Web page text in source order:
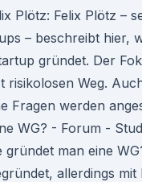
Plötz: Felix Plötz –
– beschreibt hier,
gründet. Der
risikolosen Weg.
Fragen werden
WG? - Forum -
gründet man eine
allerdings mit